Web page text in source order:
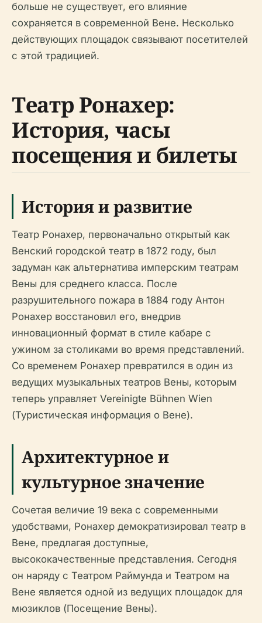
больше не существует, его влияние
сохраняется в современной Вене. Несколько
действующих площадок связывают посетителей
с этой традицией.
Театр Ронахер:
История, часы
посещения и билеты
История и развитие
Театр Ронахер, первоначально открытый как
Венский городской театр в 1872 году, был
задуман как альтернатива имперским театрам
Вены для среднего класса. После
разрушительного пожара в 1884 году Антон
Ронахер восстановил его, внедрив
инновационный формат в стиле кабаре с
ужином за столиками во время представлений.
Со временем Ронахер превратился в один из
ведущих музыкальных театров Вены, которым
теперь управляет Vereinigte Bühnen Wien
(Туристическая информация о Вене).
Архитектурное и
культурное значение
Сочетая величие 19 века с современными
удобствами, Ронахер демократизировал театр в
Вене, предлагая доступные,
высококачественные представления. Сегодня
он наряду с Театром Раймунда и Театром на
Вене является одной из ведущих площадок для
мюзиклов (Посещение Вены).